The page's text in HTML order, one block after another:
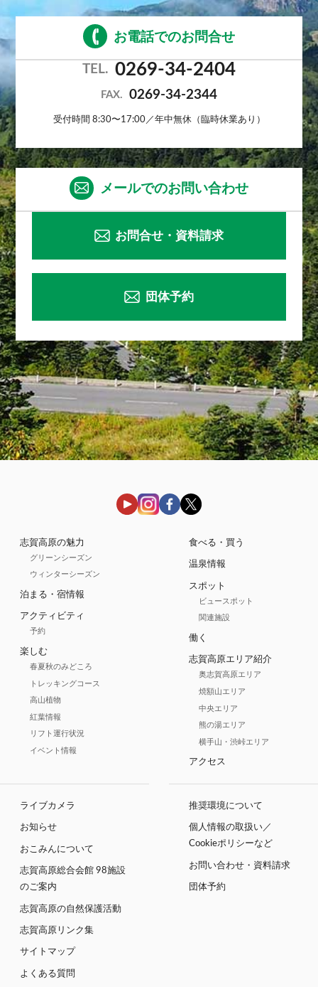
お電話でのお問合せ
TEL. 0269-34-2404
FAX. 0269-34-2344
受付時間 8:30〜17:00／年中無休（臨時休業あり）
メールでのお問い合わせ
お問合せ・資料請求
団体予約
志賀高原の魅力
グリーンシーズン
ウィンターシーズン
泊まる・宿情報
アクティビティ
予約
楽しむ
春夏秋のみどころ
トレッキングコース
高山植物
紅葉情報
リフト運行状況
イベント情報
食べる・買う
温泉情報
スポット
ビュースポット
関連施設
働く
志賀高原エリア紹介
奥志賀高原エリア
焼額山エリア
中央エリア
熊の湯エリア
横手山・渋峠エリア
アクセス
ライブカメラ
お知らせ
おこみんについて
志賀高原総合会館 98施設
のご案内
志賀高原の自然保護活動
志賀高原リンク集
サイトマップ
よくある質問
推奨環境について
個人情報の取扱い／
Cookieポリシーなど
お問い合わせ・資料請求
団体予約